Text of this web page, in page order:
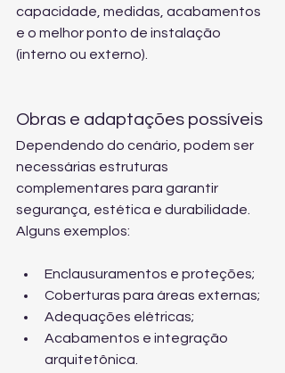
capacidade, medidas, acabamentos
e o melhor ponto de instalação
(interno ou externo).
Obras e adaptações possíveis
Dependendo do cenário, podem ser
necessárias estruturas
complementares para garantir
segurança, estética e durabilidade.
Alguns exemplos:
Enclausuramentos e proteções;
Coberturas para áreas externas;
Adequações elétricas;
Acabamentos e integração
arquitetônica.